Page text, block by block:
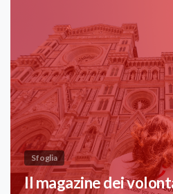
Sfoglia
Il magazine dei